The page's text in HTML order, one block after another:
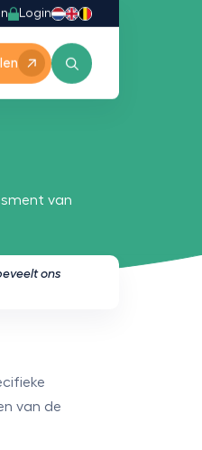
Login
van
ons
van de